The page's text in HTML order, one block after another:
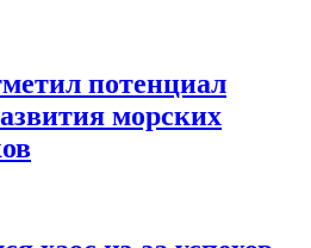
потенциал
морских